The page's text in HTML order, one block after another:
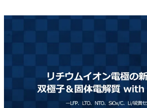
カテゴリで選ぶ